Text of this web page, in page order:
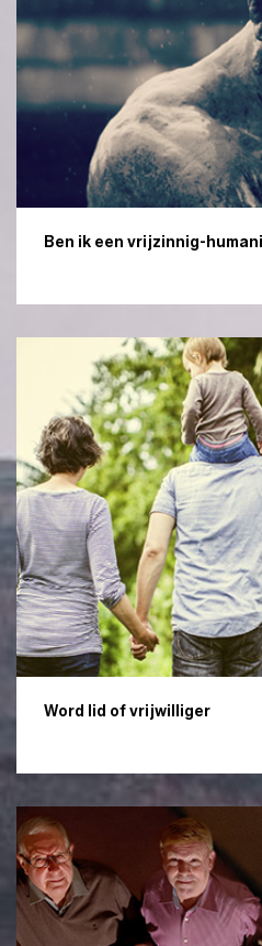
Ben ik een vrijzinnig-
Word lid of vrijwilliger